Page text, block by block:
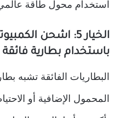
استخدام محول طاقة
الخيار 5: اشحن
باستخدام بطارية فائقة
البطاريات الفائقة تشبه
المحمول الإضافية أو